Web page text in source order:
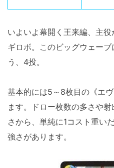
いよいよ幕開く王来編、主
ギロボ。このビッグウェー
う、4投。
基本的には5～8枚目の《エ
ます。ドロー枚数の多さや
さから、単純に1コスト重い
強さがあります。